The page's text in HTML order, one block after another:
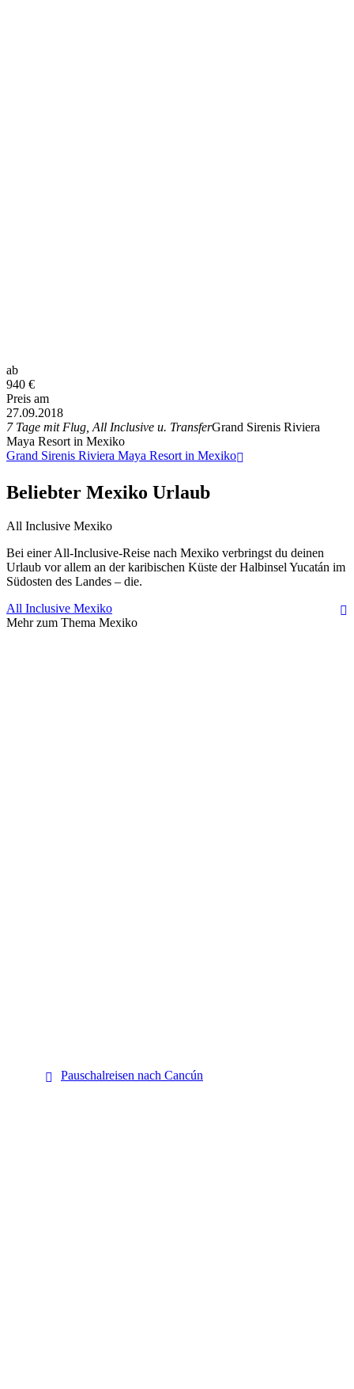
ab
940 €
Preis am
27.09.2018
7 Tage mit Flug, All Inclusive u. TransferGrand Sirenis Riviera
Maya Resort in Mexiko
Grand Sirenis Riviera Maya Resort in Mexiko
Beliebter Mexiko Urlaub
All Inclusive Mexiko
Bei einer All-Inclusive-Reise nach Mexiko verbringst du deinen
Urlaub vor allem an der karibischen Küste der Halbinsel Yucatán im
Südosten des Landes – die.
All Inclusive Mexiko
Mehr zum Thema Mexiko
Pauschalreisen nach Cancún